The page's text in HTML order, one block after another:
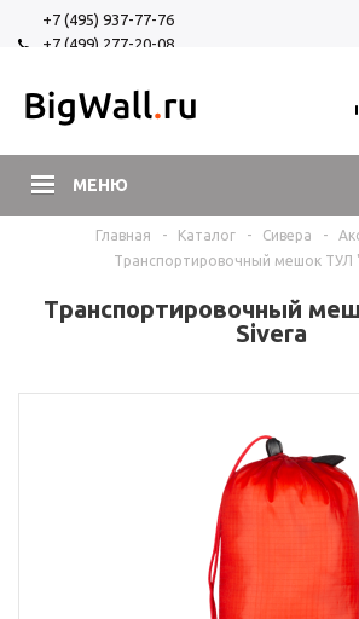
+7 (495) 937-77-76
+7 (499) 277-20-08
МЕНЮ
Главная - Каталог - Сивера -
Транспортировочный мешок ТУЛ
Транспортировочный
Sivera